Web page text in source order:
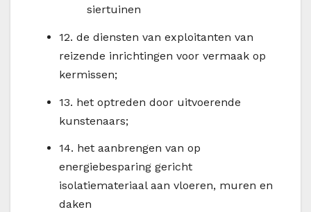
siertuinen
12. de diensten van exploitanten van
reizende inrichtingen voor vermaak op
kermissen;
13. het optreden door uitvoerende
kunstenaars;
14. het aanbrengen van op
energiebesparing gericht
isolatiemateriaal aan vloeren, muren en
daken